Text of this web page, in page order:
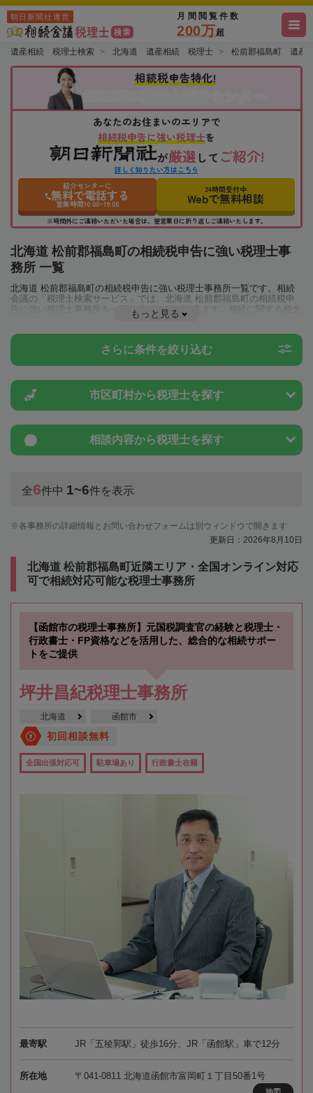
朝日新聞社運営 月間閲覧件数
200万超
遺産相続 税理士検索 北海道 遺産相続 税理士 松前郡福島町 遺産
相続税申告特化!
あなたのお住まいのエリアで
相続税申告に強い税理士を
が厳選 して ご紹介!
詳しく知りたい方はこちら
紹介センターに
無料で電話する
営業時間10:00~19:00
24時間受付中
Webで無料相談
※時間外にご連絡いただいた場合は、翌営業日に折り返しご連絡いたします。
北海道 松前郡福島町の相続税申告に強い税理士事
務所 一覧
北海道 松前郡福島町の相続税申告に強い税理士事務所一覧です。相続
会議の「税理士検索サービス」では、北海道 松前郡福島町の相続税申
告に強い税理士事務所を一覧で見ることが出来ます。相続に関する税金
や特例制度のことは一度近隣の税理士に相談してみましょう。
もっと見る
さらに条件を絞り込む
市区町村から税理士を探す
相談内容から税理士を探す
全6件中 1~6件を表示
各事務所の詳細情報とお問い合わせフォームは別ウィンドウで開きます
更新日：2026年8月10日
北海道 松前郡福島町近隣エリア・全国オンライン対応
可で相続対応可能な税理士事務所
【函館市の税理士事務所】元国税調査官の経験と税理士・
行政書士・FP資格などを活用した、総合的な相続サポー
トをご提供
坪井昌紀税理士事務所
北海道 函館市
初回相談無料
全国出張対応可 駐車場あり 行政書士在籍
最寄駅 JR「五稜郭駅」徒歩16分、JR「函館駅」車で12分
所在地 〒041-0811 北海道函館市富岡町１丁目50番1号